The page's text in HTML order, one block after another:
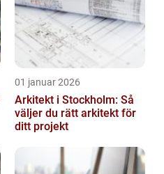
01 januar 2026
Arkitekt i Stockholm: Så
väljer du rätt arkitekt för
ditt projekt